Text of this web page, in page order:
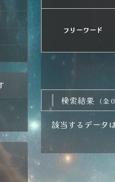
フリーワード
検索結果 （全
該当するデータ